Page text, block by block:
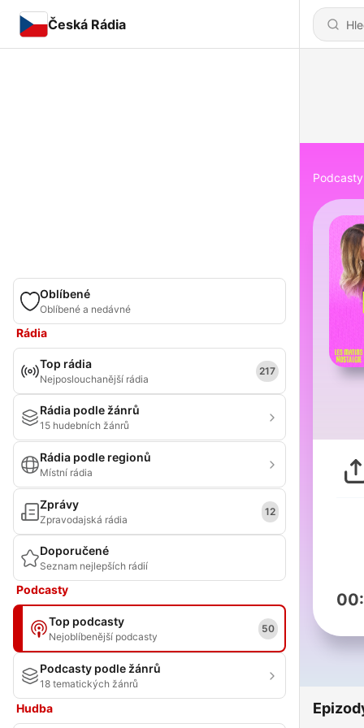
Česká Rádia
Oblíbené
Oblíbené a nedávné
Rádia
Top rádia
Nejposlouchanější rádia
217
Rádia podle žánrů
15 hudebních žánrů
Rádia podle regionů
Místní rádia
Zprávy
Zpravodajská rádia
12
Doporučené
Seznam nejlepších rádií
Podcasty
Top podcasty
Nejoblíbenější podcasty
50
Podcasty podle žánrů
18 tematických žánrů
Hudba
Podcasty